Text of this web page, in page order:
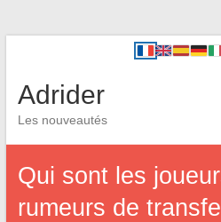
Adrider
Les nouveautés
Qui sont les
rumeurs de